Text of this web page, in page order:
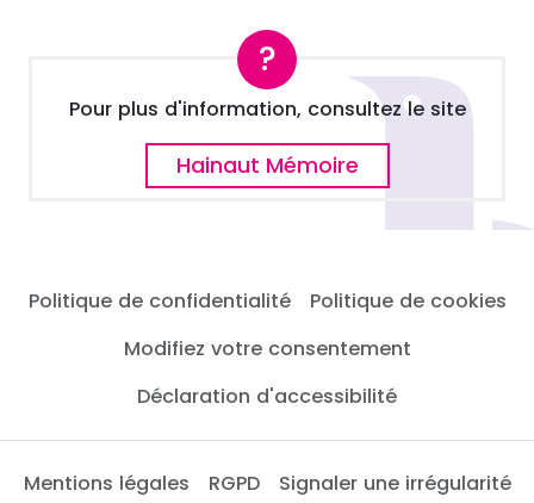
Pour plus d'information, consultez le site
Hainaut Mémoire
Politique de confidentialité
Politique de cookies
Modifiez votre consentement
Déclaration d'accessibilité
Mentions légales RGPD Signaler une irrégularité